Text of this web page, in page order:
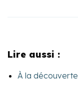
Lire aussi :
À la